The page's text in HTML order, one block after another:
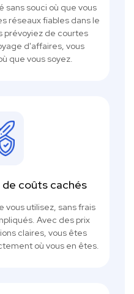
souci où que vous
réseaux fiables dans le
prévoyiez de courtes
d'affaires, vous
que vous soyez.
de coûts cachés
vous utilisez, sans frais
Avec des prix
claires, vous êtes
où vous en êtes.